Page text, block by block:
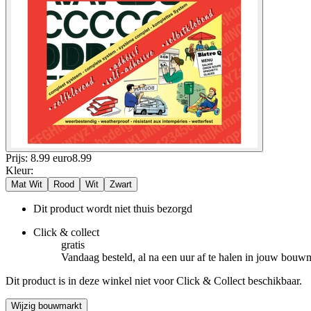
Prijs: 8.99 euro8.99
Kleur:
Mat Wit Rood Wit Zwart
Dit product wordt niet thuis bezorgd
Click & collect
gratis
Vandaag besteld, al na een uur af te halen in jouw
Dit product is in deze winkel niet voor Click & Collect beschikbaar.
Wijzig bouwmarkt